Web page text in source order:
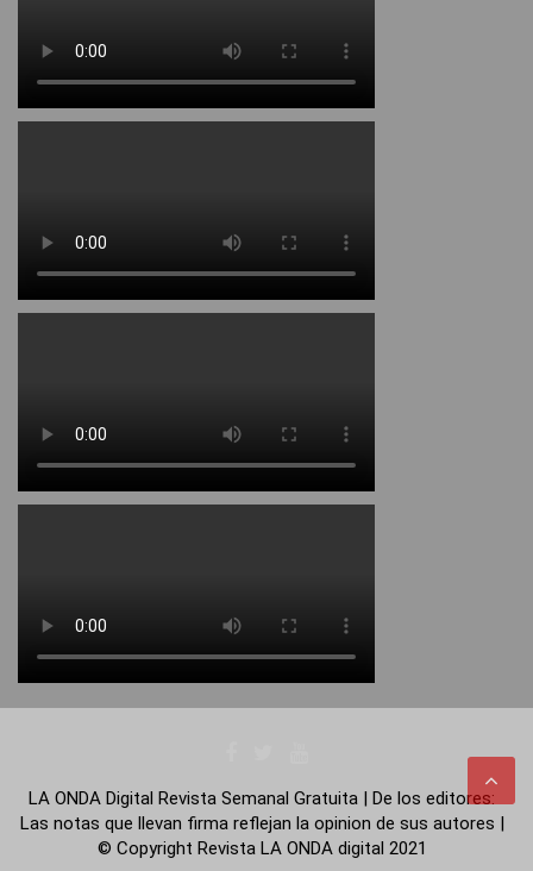
LA ONDA Digital Revista Semanal Gratuita | De los editores:
Las notas que llevan firma reflejan la opinion de sus autores |
© Copyright Revista LA ONDA digital 2021